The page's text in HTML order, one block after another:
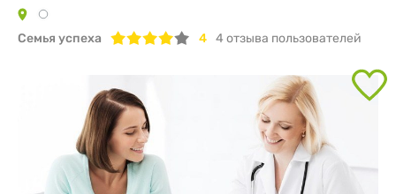
Семья успеха 4 4 отзыва пользователей